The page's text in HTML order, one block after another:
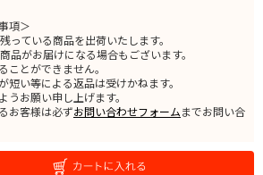
項＞
ている商品を出荷いたします。
がお届けになる場合もございます。
とができません。
い等による返品は受けかねます。
お願い申し上げます。
お客様は必ずお問い合わせフォームまでお問い合